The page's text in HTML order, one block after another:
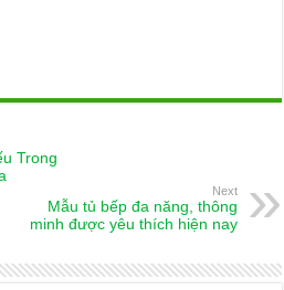
Trong
Next
Mẫu tủ bếp đa năng, thông
minh được yêu thích hiện nay